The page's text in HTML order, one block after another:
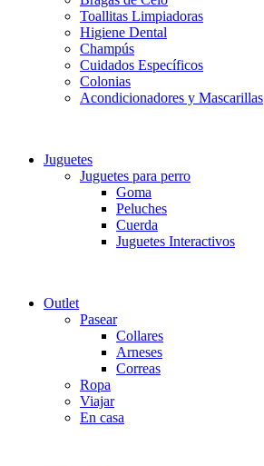
Toallitas Limpiadoras
Higiene Dental
Champús
Cuidados Específicos
Colonias
Acondicionadores y Mascarillas
Juguetes
Juguetes para perro
Goma
Peluches
Cuerda
Juguetes Interactivos
Outlet
Pasear
Collares
Arneses
Correas
Ropa
Viajar
En casa